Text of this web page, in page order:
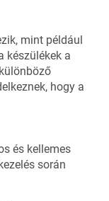
mint például
készülékek a
hogy a
és kellemes
során